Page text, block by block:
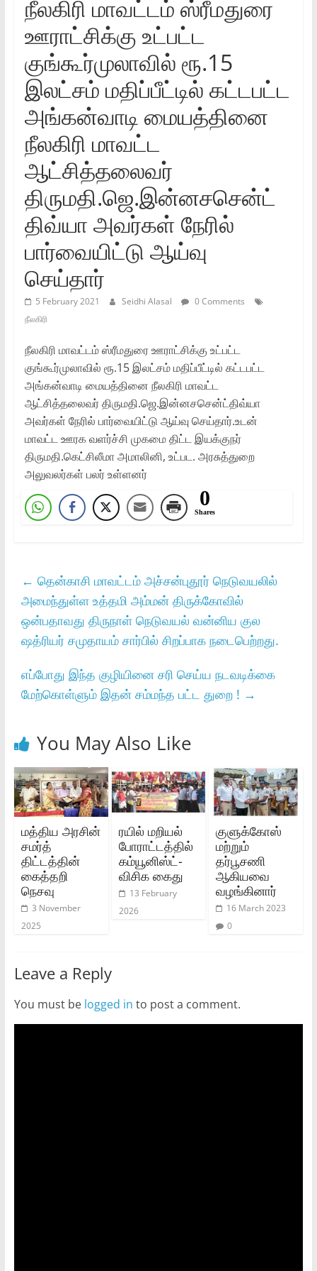
நீலகிரி மாவட்டம் ஸ்ரீமதுரை
ஊராட்சிக்கு உட்பட்ட
குங்கூர்முலாவில் ரூ.15
இலட்சம் மதிப்பீட்டில் கட்டபட்ட
அங்கன்வாடி மையத்தினை
நீலகிரி மாவட்ட
ஆட்சித்தலைவர்
திருமதி.ஜெ.இன்னசசென்ட்
திவ்யா அவர்கள் நேரில்
பார்வையிட்டு ஆய்வு
செய்தார்
5 February 2021 Seidhi Alasal
0 Comments
நீலகிரி
நீலகிரி மாவட்டம் ஸ்ரீமதுரை ஊராட்சிக்கு உட்பட்ட
குங்கூர்முலாவில் ரூ.15 இலட்சம் மதிப்பீட்டில் கட்டபட்ட
அங்கன்வாடி மையத்தினை நீலகிரி மாவட்ட
ஆட்சித்தலைவர் திருமதி.ஜெ.இன்னசசென்ட்திவ்யா
அவர்கள் நேரில் பார்வையிட்டு ஆய்வு செய்தார்.உடன்
மாவட்ட ஊரக வளர்ச்சி முகமை திட்ட இயக்குநர்
திருமதி.கெட்சிலீமா அமாலினி, உட்பட. அரசுத்துறை
அலுவலர்கள் பலர் உள்ளனர்
0
Shares
← தென்காசி மாவட்டம் அச்சன்புதூர் நெடுவயலில்
அமைந்துள்ள உத்தமி அம்மன் திருக்கோவில்
ஒன்பதாவது திருநாள் நெடுவயல் வன்னிய குல
ஷத்ரியர் சமுதாயம் சார்பில் சிறப்பாக நடைபெற்றது.
எப்போது இந்த குழியினை சரி செய்ய நடவடிக்கை
மேற்கொள்ளும் இதன் சம்மந்த பட்ட துறை ! →
You May Also Like
மத்திய அரசின்
சமர்த்
திட்டத்தின்
கைத்தறி
நெசவு
3 November
2025
ரயில் மறியல்
போராட்டத்தில்
கம்யூனிஸ்ட்-
விசிக கைது
13 February
2026
குளுக்கோஸ்
மற்றும்
தர்பூசணி
ஆகியவை
வழங்கினார்
16 March 2023
0
Leave a Reply
You must be logged in to post a comment.